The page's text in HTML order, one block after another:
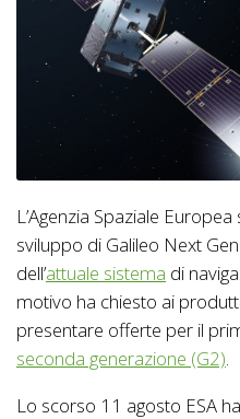
L’Agenzia Spaziale
sviluppo di Galileo Next
dell’attuale sistema di
motivo ha chiesto ai
presentare offerte per il
seconda generazione (G2).
Lo scorso 11 agosto ESA